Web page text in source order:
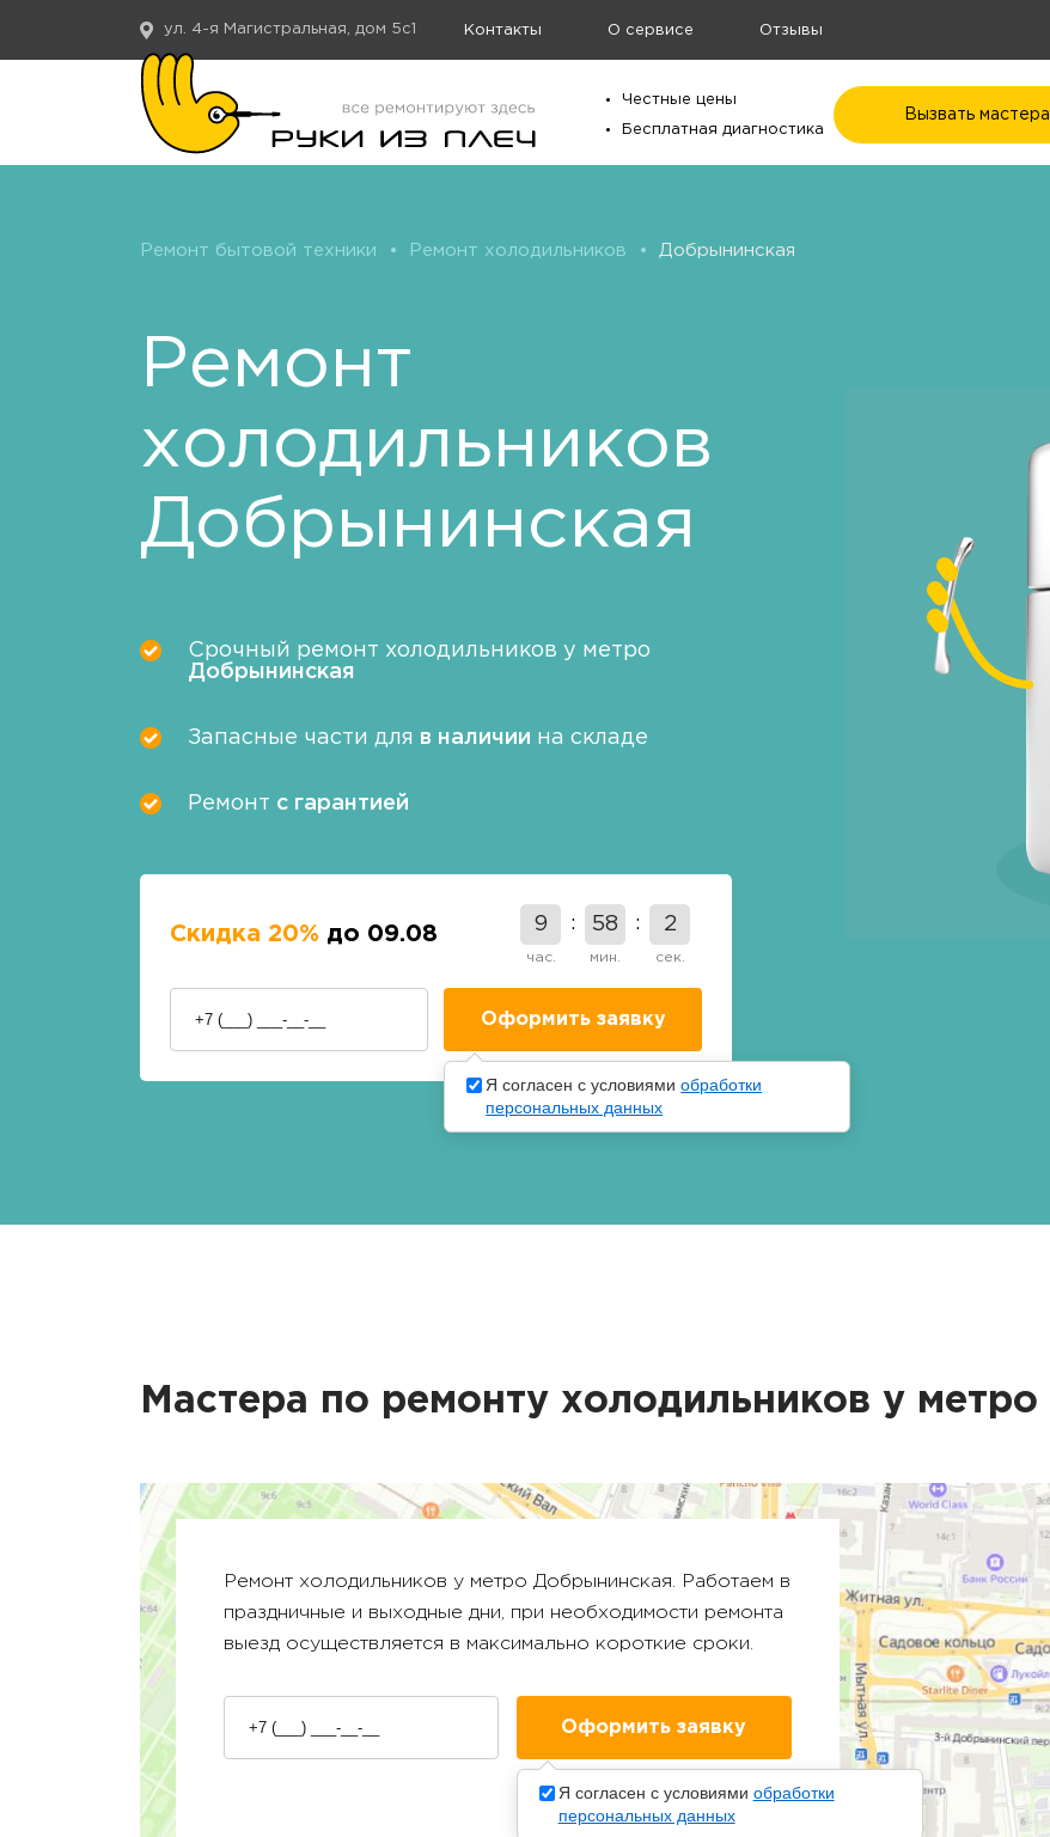
ул. 4-я Магистральная, дом 5с1 Контакты О сервисе Отзывы
Честные цены
Бесплатная диагностика
Вызвать мастера
Ремонт бытовой техники • Ремонт холодильников • Добрынинская
Ремонт
холодильников
Добрынинская
Срочный ремонт холодильников у метро
Добрынинская
Запасные части для в наличии на складе
Ремонт с гарантией
Скидка 20% до 09.08 9
час.
58
мин.
1
сек.
Мастера по ремонту холодильников у метро
Ремонт холодильников у метро Добрынинская. Работаем в
праздничные и выходные дни, при необходимости ремонта
выезд осуществляется в максимально короткие сроки.
Я согласен с условиямиобработки
персональных данных
Я согласен с условиями обработки
персональных данных